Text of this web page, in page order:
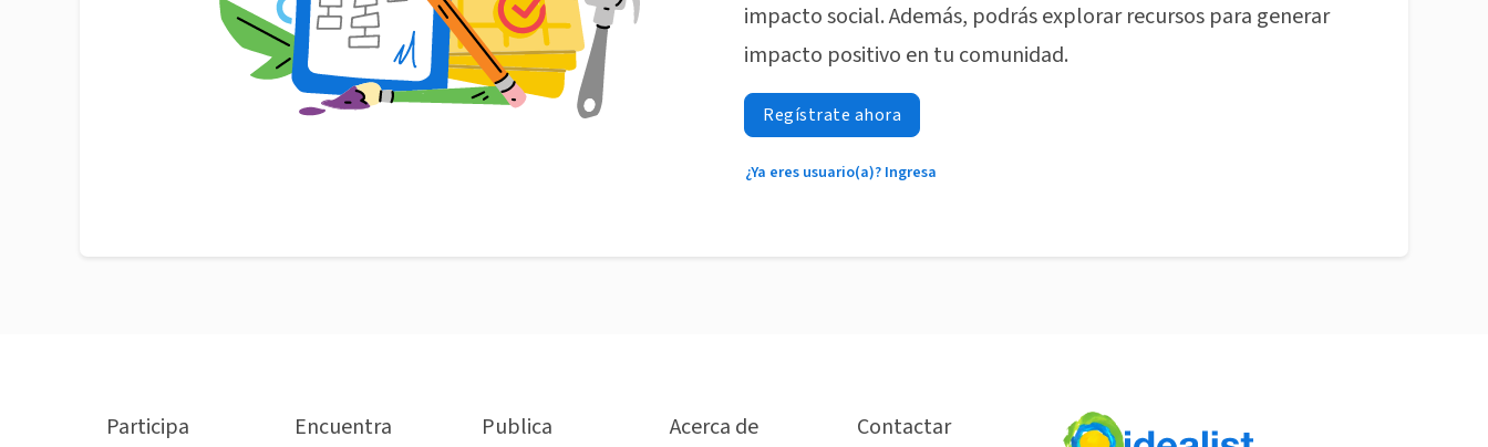
impacto social. Además, podrás explorar recursos para generar
impacto positivo en tu comunidad.
Regístrate ahora
¿Ya eres usuario(a)? Ingresa
Participa
Encuentra
Publica Acerca de Contactar